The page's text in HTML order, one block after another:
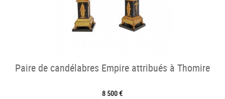
Paire de candélabres Empire attribués à Thomire
8 500 €